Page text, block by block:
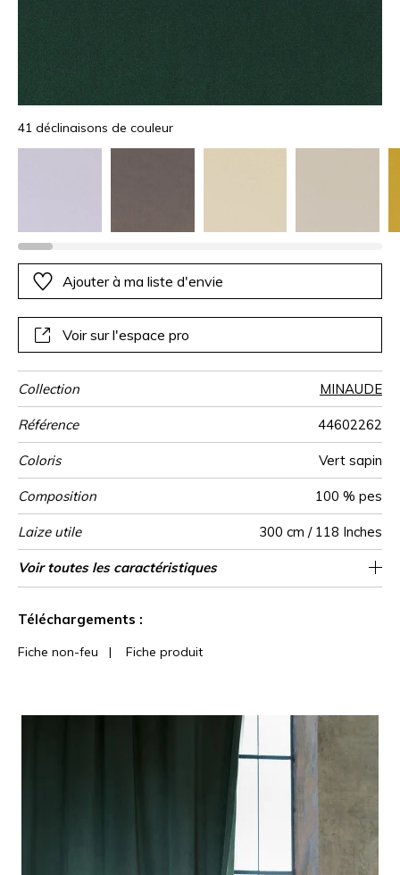
41 déclinaisons de couleur
Ajouter à ma liste d'envie
Voir sur l'espace pro
Collection MINAUDE
Référence 44602262
Coloris Vert sapin
Composition 100 % pes
Laize utile 300 cm / 118 Inches
Rétrécissement <3%
Raccord Raccord libre
Test
Martindale
80000
Usage
martindale
Siège à usage intensif : >40,000 cycles
(Martindale) et/ou >30,000 doubles rubs
Wyzenbeek 70000
Sens De large
Poids g/m² 323
Usage
Entretien
Pays d'origine Chine
Voir toutes les caractéristiques
Téléchargements :
Fiche non-feu | Fiche produit